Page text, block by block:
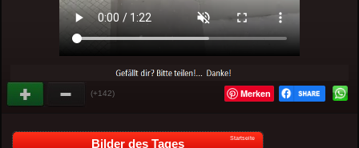
(+142) Merken
Bilder des Tages Startseite